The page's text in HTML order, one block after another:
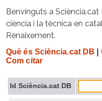
Benvinguts a
ciència i la tècnica en
Renaixement.
Què és Sciència.cat DB
Com citar
Id Sciència.cat DB